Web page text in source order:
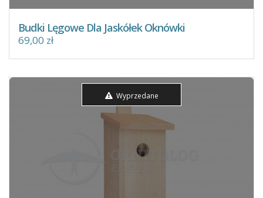
Budki Lęgowe Dla Jaskółek Oknówki
69,00 zł
Wyprzedane